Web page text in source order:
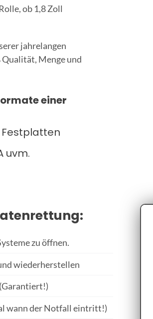
ob 1,8 Zoll
jahrelangen
Menge und
einer
Festplatten
uvm.
zu öffnen.
wiederherstellen
wann der Notfall eintritt!)